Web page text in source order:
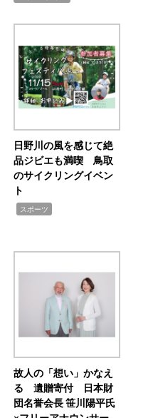
日野川の風を感じて絶
品ジビエも満喫 鳥取
のサイクリングイベン
ト
スポーツ
故人の「想い」かなえ
る 遺贈寄付 日本財
団名誉会長 笹川陽平氏